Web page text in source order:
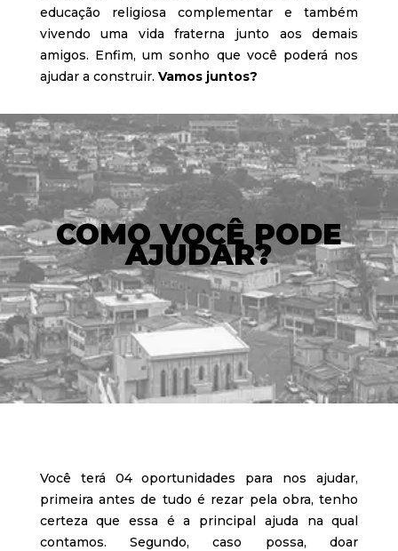
educação religiosa complementar e também
vivendo uma vida fraterna junto aos demais
amigos. Enfim, um sonho que você poderá nos
ajudar a construir. Vamos juntos?
COMO VOCÊ PODE
AJUDAR?
Você terá 04 oportunidades para nos ajudar,
primeira antes de tudo é rezar pela obra, tenho
certeza que essa é a principal ajuda na qual
contamos. Segundo, caso possa, doar